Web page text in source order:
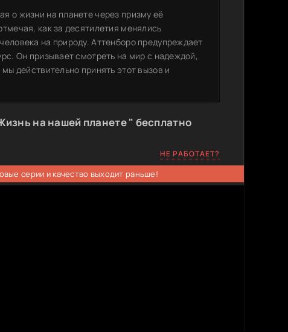
о жизни на планете через призму её
как за десятилетия менялись
на природу. Аттенборо предупреждает
Он призывает смотреть на мир с надеждой,
действительно принять этот вызов и
на нашей планете " бесплатно
НЕ РАБОТАЕТ?
серии и качество выходит раньше!